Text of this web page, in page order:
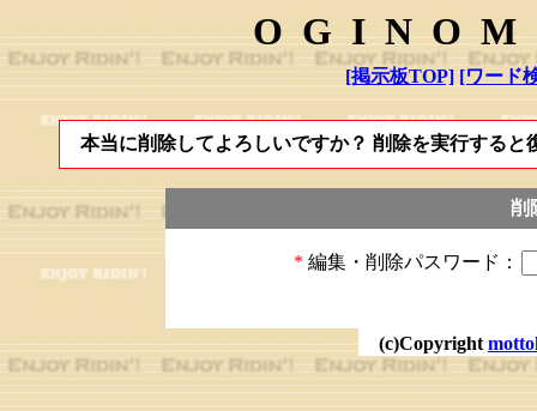
[掲示板TOP] [ワード
本当に削除してよろしいですか？ 削除を実行する
削
* 編集・削除パスワード：
(c)Copyright